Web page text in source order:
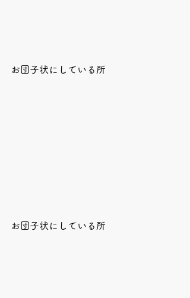
お団子状にしている所
お団子状にしている所